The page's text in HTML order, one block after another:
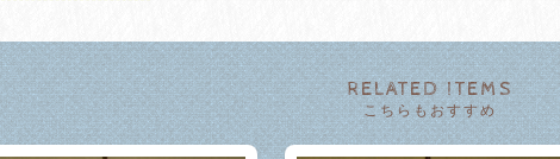
RELATED ITEMS
こちらもおすすめ